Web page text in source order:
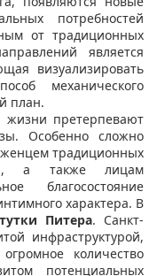
потребностей
от традиционных
является
визуализировать
механического
план.
жизни претерпевают
Особенно сложно
традиционных
а также лицам
благосостояние
характера. В
Питера. Санкт-
инфраструктурой,
количество
потенциальных